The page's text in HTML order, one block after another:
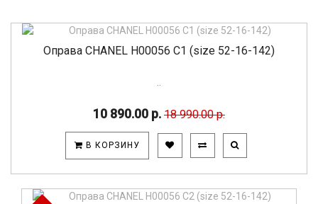
Оправа CHANEL H00056 C1 (size 52-16-142)
10 890.00 р. 18 990.00 р.
В КОРЗИНУ